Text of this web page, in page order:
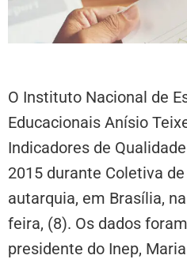
O Instituto Nacional de
Educacionais Anísio
Indicadores de
2015 durante Coletiva
autarquia, em Brasília,
feira, (8). Os dados
presidente do Inep,